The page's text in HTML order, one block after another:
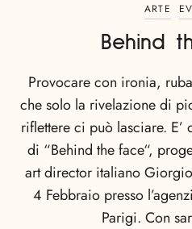
ARTE
Behind
Provocare con ironia,
che solo la rivelazione di
riflettere ci può lasciare. E’
di “Behind the face“,
art director italiano
4 Febbraio presso
Parigi. Con